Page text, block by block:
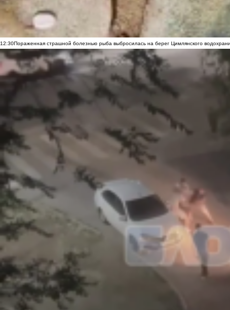
12:30Пораженная страшной болезнью рыба выбросилась на берег Цимлянского